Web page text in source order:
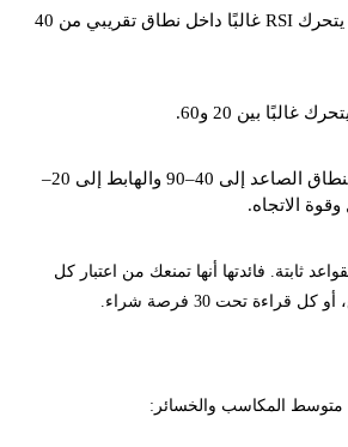
في الاتجاه الصاعد، قد يتحرك RSI غالبًا داخل نطاق تقريبي من 40
غالبًا بين 20 و60.
بعض القراءات توسع النطاق الصاعد إلى 40–90 والهابط إلى 20–
ثابتة. فائدتها أنها تمنعك من اعتبار كل